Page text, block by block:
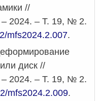
//
– 2024. – Т. 19, № 2.
mfs2024.2.007.
диск //
– 2024. – Т. 19, № 2.
mfs2024.2.009.